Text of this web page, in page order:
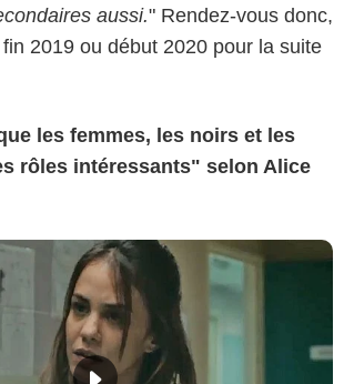
aussi." Rendez-vous donc,
2019 ou début 2020 pour la suite
les femmes, les noirs et les
rôles intéressants" selon Alice